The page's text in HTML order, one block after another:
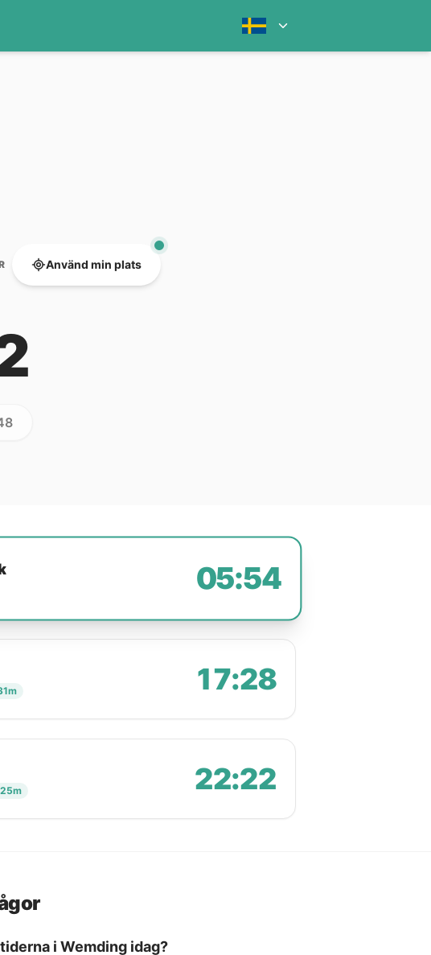
Använd min plats
05:54
17:28
22:22
i Wemding idag?